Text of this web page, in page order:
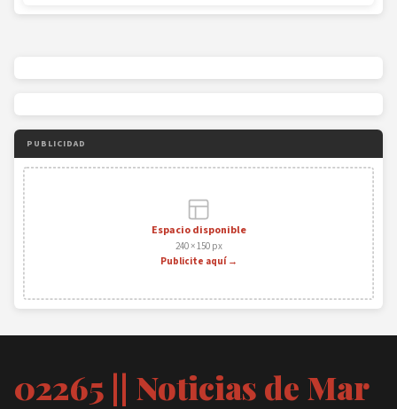
PUBLICIDAD
Espacio disponible
240 × 150 px
Publicite aquí →
02265 || Noticias de Mar